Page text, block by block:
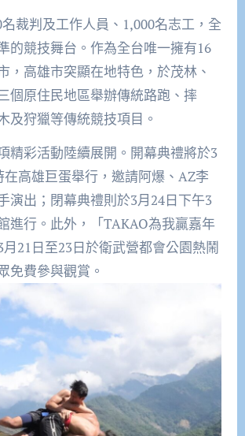
裁判及工作人員、1,000名志工，全
的競技舞台。作為全台唯一擁有16
，高雄市突顯在地特色，於茂林、
個原住民地區舉辦傳統路跑、摔
及狩獵等傳統競技項目。
精彩活動陸續展開。開幕典禮將於3
在高雄巨蛋舉行，邀請阿爆、AZ李
演出；閉幕典禮則於3月24日下午3
進行。此外，「TAKAO為我贏嘉年
21日至23日於衛武營都會公園熱鬧
免費參與觀賞。